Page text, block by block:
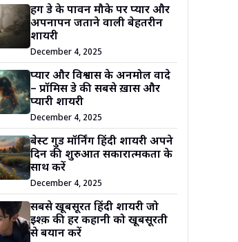
हग डे के पावन मौके पर प्यार और
अपनापन जताने वाली बेहतरीन
शायरी
December 4, 2025
प्यार और विश्वास के अनमोल वादे
– प्रॉमिस डे की सबसे ख़ास और
प्यारी शायरी
December 4, 2025
बेस्ट गुड मॉर्निंग हिंदी शायरी अपने
दिन की शुरुआत सकारात्मकता के
साथ करें
December 4, 2025
सबसे खूबसूरत हिंदी शायरी जो
इश्क़ की हर कहानी को खूबसूरती
से बयान करें